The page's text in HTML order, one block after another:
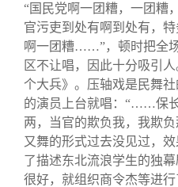
“国民党啊一团糟，一团糟
官污吏到处有啊到处有，
啊一团糟……”，顿时把全
区不让唱，因此十分吸引
个大兵》。压轴戏是民舞
的演员上台就唱：“……保
两，当官的欺负我，我欺
又舞的形式过去没见过，
了描述东北流浪学生的独
很好，就组织商令杰等进行